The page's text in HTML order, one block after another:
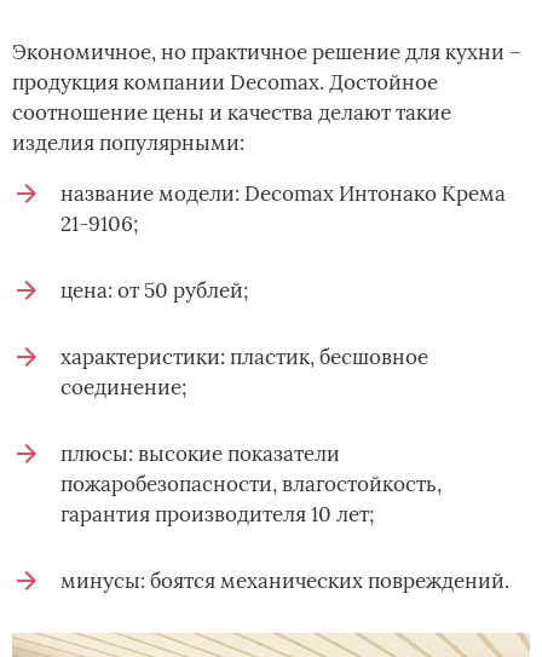
Экономичное, но практичное решение для кухни –
продукция компании Decomax. Достойное
соотношение цены и качества делают такие
изделия популярными:
название модели: Decomax Интонако Крема
21-9106;
цена: от 50 рублей;
характеристики: пластик, бесшовное
соединение;
плюсы: высокие показатели
пожаробезопасности, влагостойкость,
гарантия производителя 10 лет;
минусы: боятся механических повреждений.